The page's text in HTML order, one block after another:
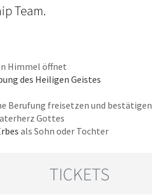
Team.
Himmel öffnet
des Heiligen Geistes
Berufung freisetzen und bestätigen
Gottes
als Sohn oder Tochter